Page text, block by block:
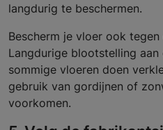
langdurig te beschermen.
Bescherm je vloer ook
Langdurige blootstelling
sommige vloeren doen
gebruik van gordijnen of
voorkomen.